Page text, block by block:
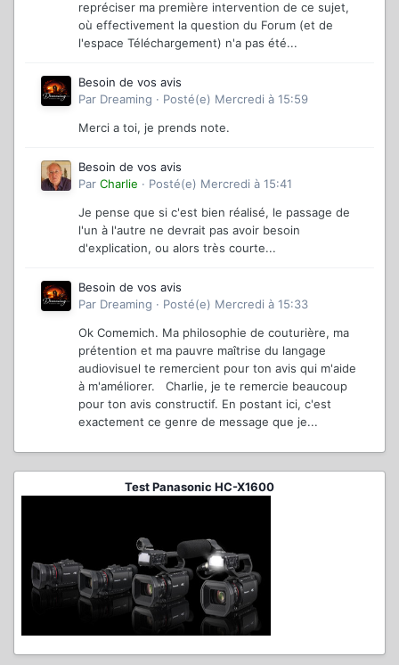
repréciser ma première intervention de ce sujet,
où effectivement la question du Forum (et de
l'espace Téléchargement) n'a pas été...
Besoin de vos avis
Par Dreaming · Posté(e) Mercredi à 15:59
Merci a toi, je prends note.
Besoin de vos avis
Par Charlie · Posté(e) Mercredi à 15:41
Je pense que si c'est bien réalisé, le passage de
l'un à l'autre ne devrait pas avoir besoin
d'explication, ou alors très courte...
Besoin de vos avis
Par Dreaming · Posté(e) Mercredi à 15:33
Ok Comemich. Ma philosophie de couturière, ma
prétention et ma pauvre maîtrise du langage
audiovisuel te remercient pour ton avis qui m'aide
à m'améliorer. Charlie, je te remercie beaucoup
pour ton avis constructif. En postant ici, c'est
exactement ce genre de message que je...
Test Panasonic HC-X1600